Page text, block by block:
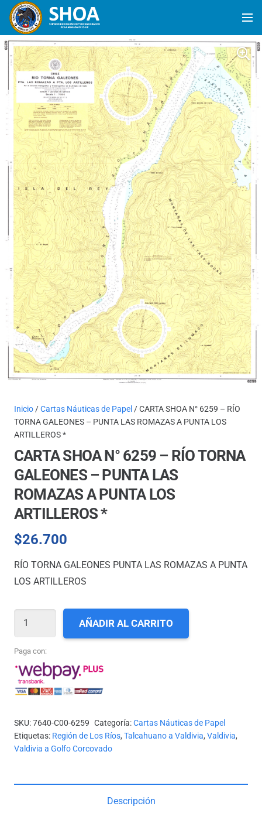
Inicio /Cartas Náuticas de Papel / CARTA SHOA N° 6259 – RÍO
TORNA GALEONES – PUNTA LAS ROMAZAS A PUNTA LOS
ARTILLEROS *
CARTA SHOA N° 6259 – RÍO TORNA
GALEONES – PUNTA LAS
ROMAZAS A PUNTA LOS
ARTILLEROS *
$26.700
RÍO TORNA GALEONES PUNTA LAS ROMAZAS A PUNTA
LOS ARTILLEROS
CARTA
N°
6259
RÍO
GALEONES
-
AÑADIR AL CARRITO
Paga con:
SKU:7640-C00-6259 Categoría:Cartas Náuticas de Papel
Etiquetas: Región de Los Ríos, Talcahuano a Valdivia, Valdivia,
Valdivia a Golfo Corcovado
Descripción